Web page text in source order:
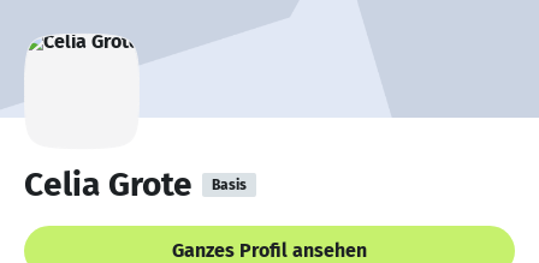
Celia Grote Basis
Ganzes Profil ansehen